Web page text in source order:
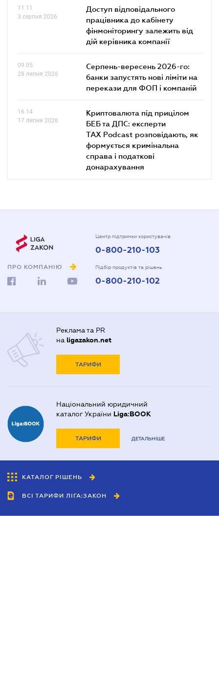
11.11
3 серпня 2026
Доступ відповідального
працівника до кабінету
фінмоніторингу залежить від
дій керівника компанії
09.05
28 липня 2026
Серпень-вересень 2026-го:
банки запустять нові ліміти на
перекази для ФОП і компаній
16.14
17 липня 2026
Криптовалюта під прицілом
БЕБ та ДПС: експерти
TAX Podcast розповідають, як
формується кримінальна
справа і податкові
донарахування
ПРО КОМПАНІЮ
Центр підтримки користувачів
0-800-210-103
Підбір продуктів та рішень
0-800-210-102
Реклама та PR
на ligazakon.net
ТАРИФИ
Національний юридичний
каталог України Liga:BOOK
ТАРИФИ ДЕТАЛЬНІШЕ
КАТАЛОГ РІШЕНЬ
ВСІ ТАРИФИ ЛІГА:ЗАКОН